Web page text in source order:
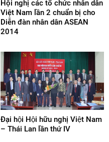
Hội nghị các tổ chức nhân dân
Việt Nam lần 2 chuẩn bị cho
Diễn đàn nhân dân ASEAN
2014
Đại hội Hội hữu nghị Việt Nam
– Thái Lan lần thứ IV